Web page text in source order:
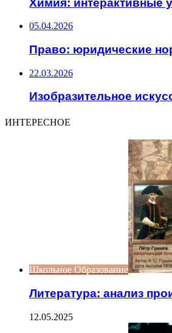
05.04.2026
Право: юридические
22.03.2026
Изобразительное
ИНТЕРЕСНОЕ
Школьное Образование
Литература: анализ
12.05.2025